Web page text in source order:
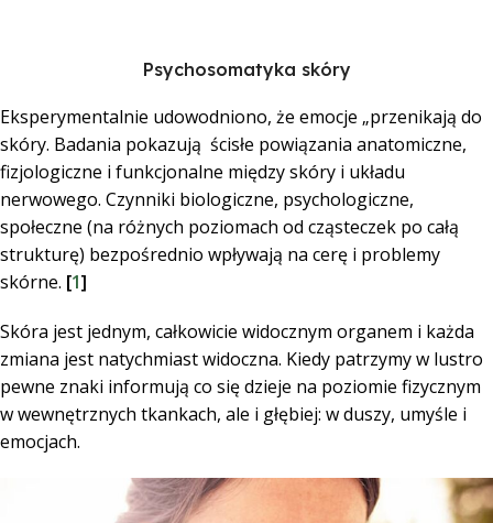
Psychosomatyka skóry
Eksperymentalnie udowodniono, że emocje „przenikają do
skóry. Badania pokazują ścisłe powiązania anatomiczne,
fizjologiczne i funkcjonalne między skóry i układu
nerwowego. Czynniki biologiczne, psychologiczne,
społeczne (na różnych poziomach od cząsteczek po całą
strukturę) bezpośrednio wpływają na cerę i problemy
skórne. [1]
Skóra jest jednym, całkowicie widocznym organem i każda
zmiana jest natychmiast widoczna. Kiedy patrzymy w lustro
pewne znaki informują co się dzieje na poziomie fizycznym
w wewnętrznych tkankach, ale i głębiej: w duszy, umyśle i
emocjach.